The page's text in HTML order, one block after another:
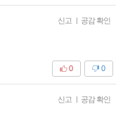
신고 | 공감 확인
0
0
신고 | 공감 확인